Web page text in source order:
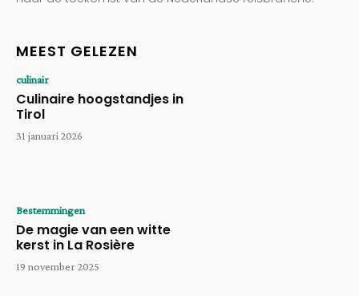
MEEST GELEZEN
culinair
Culinaire hoogstandjes in
Tirol
31 januari 2026
Bestemmingen
De magie van een witte
kerst in La Rosière
19 november 2025